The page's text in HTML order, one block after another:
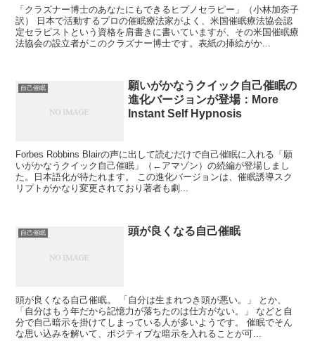
「クラズナー博士のあなたにもできるヒプノセラピー」（小林加奈子
訳） 日本で活動するプロの催眠療法家がよく、米国催眠療法協会認
定セラピストという資格を肩書きに書いていますが、その米国催眠療
法協会の設立者がこのクラズナー博士です。表紙の挿絵がか...
自己催眠
願いがかなうクイック自己催眠の
進化バージョンが登場：More
Instant Self Hypnosis
Forbes Robbins Blairの声に出して読むだけで自己催眠に入れる「願
いがかなうクイック自己催眠」（←アマゾン）の続編が登場しまし
た。日本語化が待たれます。 この進化バージョンは、催眠誘導スク
リプトがかなり変更されており著者も劇...
自己催眠 頭が良くなる自己催眠
頭が良くなる自己催眠。 「自分は生まれつき頭が悪い。」 とか、
「自分はもう年だから記憶力が落ちたのは仕方がない。」 などと自
分で自己暗示を掛けてしまっている人が多いようです。 催眠でそん
な思い込みを解いて、ポジティブな暗示を入れることが可...